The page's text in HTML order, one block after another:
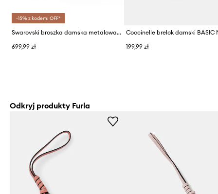
-15% z kodem: OFF*
Swarovski broszka damska metalowa Ariana Grande x Swarovski
699,99 zł
199,99 zł
Odkryj produkty Furla